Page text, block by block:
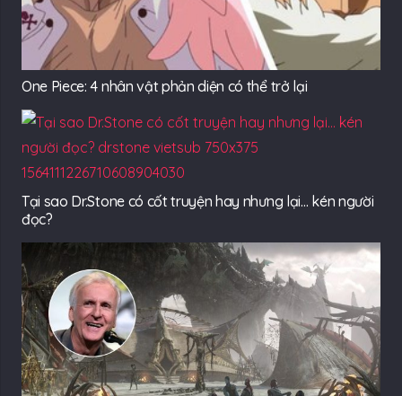
One Piece: 4 nhân vật phản diện có thể trở lại
Tại sao Dr.Stone có cốt truyện hay nhưng lại… kén người
đọc?